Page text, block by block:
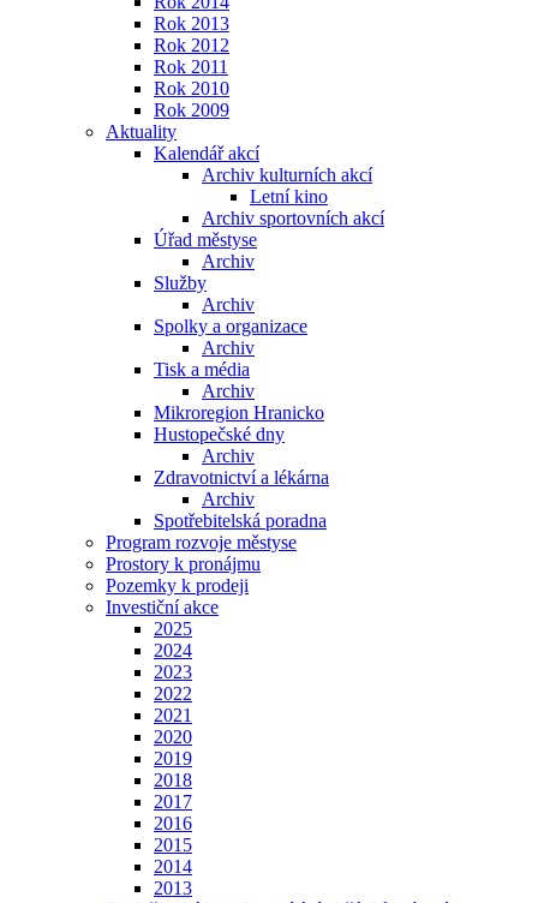
Rok 2013
Rok 2012
Rok 2011
Rok 2010
Rok 2009
Aktuality
Kalendář akcí
Archiv kulturních akcí
Letní kino
Archiv sportovních akcí
Úřad městyse
Archiv
Služby
Archiv
Spolky a organizace
Archiv
Tisk a média
Archiv
Mikroregion Hranicko
Hustopečské dny
Archiv
Zdravotnictví a lékárna
Archiv
Spotřebitelská poradna
Program rozvoje městyse
Prostory k pronájmu
Pozemky k prodeji
Investiční akce
2025
2024
2023
2022
2021
2020
2019
2018
2017
2016
2015
2014
2013